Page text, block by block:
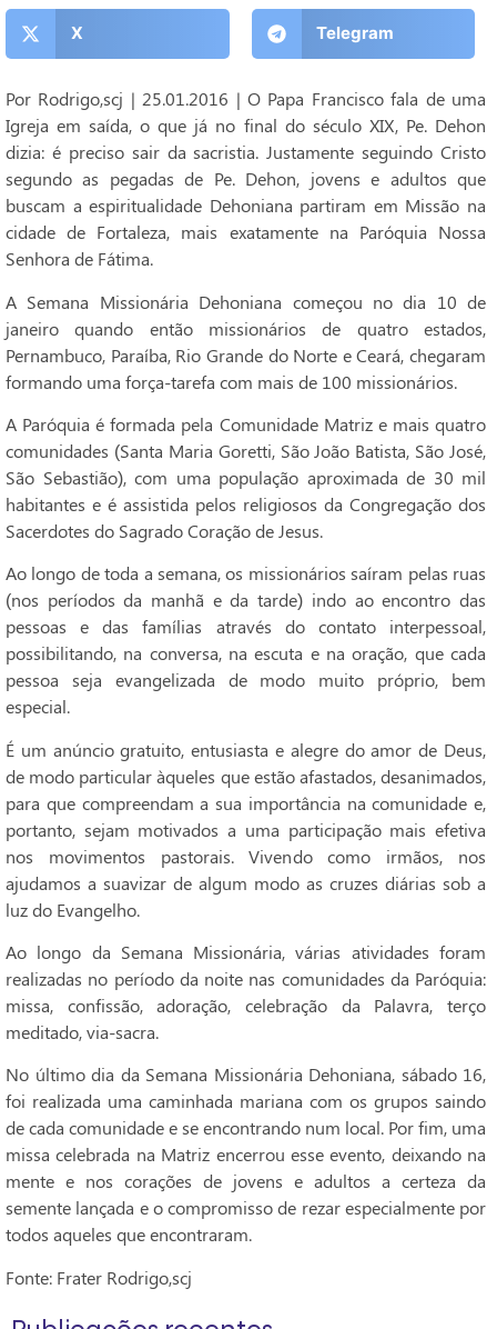
X Telegram
Por Rodrigo,scj | 25.01.2016 | O Papa Francisco fala de uma
Igreja em saída, o que já no final do século XIX, Pe. Dehon
dizia: é preciso sair da sacristia. Justamente seguindo Cristo
segundo as pegadas de Pe. Dehon, jovens e adultos que
buscam a espiritualidade Dehoniana partiram em Missão na
cidade de Fortaleza, mais exatamente na Paróquia Nossa
Senhora de Fátima.
A Semana Missionária Dehoniana começou no dia 10 de
janeiro quando então missionários de quatro estados,
Pernambuco, Paraíba, Rio Grande do Norte e Ceará, chegaram
formando uma força-tarefa com mais de 100 missionários.
A Paróquia é formada pela Comunidade Matriz e mais quatro
comunidades (Santa Maria Goretti, São João Batista, São José,
São Sebastião), com uma população aproximada de 30 mil
habitantes e é assistida pelos religiosos da Congregação dos
Sacerdotes do Sagrado Coração de Jesus.
Ao longo de toda a semana, os missionários saíram pelas ruas
(nos períodos da manhã e da tarde) indo ao encontro das
pessoas e das famílias através do contato interpessoal,
possibilitando, na conversa, na escuta e na oração, que cada
pessoa seja evangelizada de modo muito próprio, bem
especial.
É um anúncio gratuito, entusiasta e alegre do amor de Deus,
de modo particular àqueles que estão afastados, desanimados,
para que compreendam a sua importância na comunidade e,
portanto, sejam motivados a uma participação mais efetiva
nos movimentos pastorais. Vivendo como irmãos, nos
ajudamos a suavizar de algum modo as cruzes diárias sob a
luz do Evangelho.
Ao longo da Semana Missionária, várias atividades foram
realizadas no período da noite nas comunidades da Paróquia:
missa, confissão, adoração, celebração da Palavra, terço
meditado, via-sacra.
No último dia da Semana Missionária Dehoniana, sábado 16,
foi realizada uma caminhada mariana com os grupos saindo
de cada comunidade e se encontrando num local. Por fim, uma
missa celebrada na Matriz encerrou esse evento, deixando na
mente e nos corações de jovens e adultos a certeza da
semente lançada e o compromisso de rezar especialmente por
todos aqueles que encontraram.
Fonte: Frater Rodrigo,scj